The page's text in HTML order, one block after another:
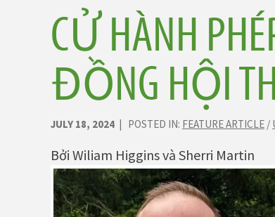
CỬ HÀNH
ĐỒNG HỘI
JULY 18, 2024 | POSTED IN: FEATURE ARTICLE /
Bởi Wiliam Higgins và Sherri Martin